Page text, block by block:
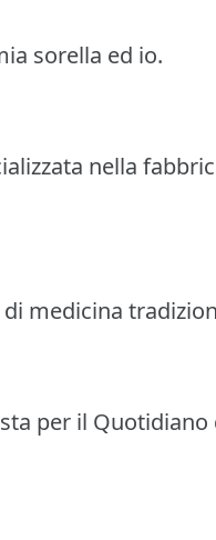
sorella ed io.
nella
medicina
per il Quotidiano